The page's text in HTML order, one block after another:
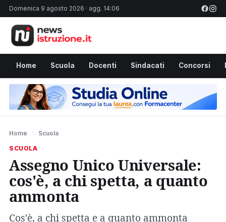
Domenica 9 agosto 2026 · agg. 14:06
Home Scuola Docenti Sindacati Concorsi
Home › Scuola
SCUOLA
Assegno Unico Universale:
cos'è, a chi spetta, a quanto
ammonta
Cos'è, a chi spetta e a quanto ammonta